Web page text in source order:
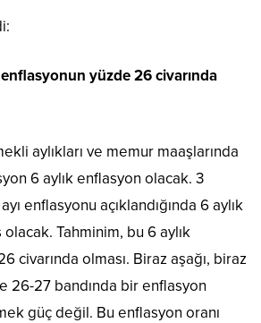
yüzde 26 civarında
aylıkları ve memur maaşlarında
6 aylık enflasyon olacak. 3
enflasyonu açıklandığında 6 aylık
Tahminim, bu 6 aylık
civarında olması. Biraz aşağı, biraz
26-27 bandında bir enflasyon
güç değil. Bu enflasyon oranı